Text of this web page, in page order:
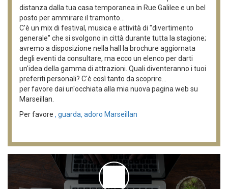
distanza dalla tua casa temporanea in Rue Galilee e un bel
posto per ammirare il tramonto...
C'è un mix di festival, musica e attività di "divertimento
generale" che si svolgono in città durante tutta la stagione;
avremo a disposizione nella hall la brochure aggiornata
degli eventi da consultare, ma ecco un elenco per darti
un'idea della gamma di attrazioni. Quali diventeranno i tuoi
preferiti personali? C'è così tanto da scoprire...
per favore dai un'occhiata alla mia nuova pagina web su
Marseillan.
Per favore , guarda, adoro Marseillan